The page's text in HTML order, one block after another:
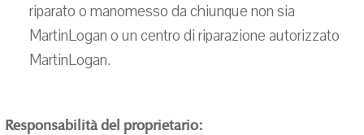
riparato o manomesso da chiunque non sia
MartinLogan o un centro di riparazione autorizzato
MartinLogan.
Responsabilità del proprietario: